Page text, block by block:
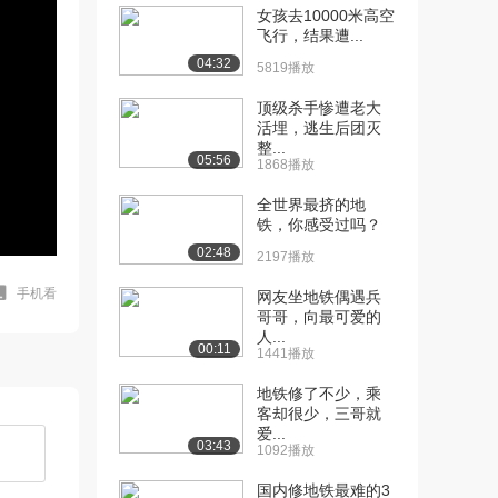
手机看
04:32
女孩去10000米高空
飞行，结果遭...
5819播放
05:56
顶级杀手惨遭老大
活埋，逃生后团灭
整...
1868播放
02:48
全世界最挤的地
铁，你感受过吗？
2197播放
00:11
网友坐地铁偶遇兵
哥哥，向最可爱的
人...
1441播放
03:43
地铁修了不少，乘
客却很少，三哥就
爱...
1092播放
国内修地铁最难的3